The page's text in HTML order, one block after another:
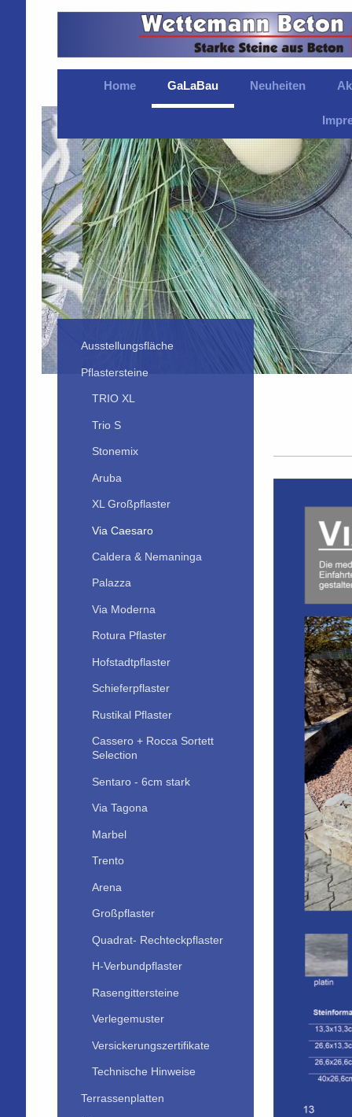
Home GaLaBau Neuheiten
Ausstellungsfläche
Pflastersteine
TRIO XL
Trio S
Stonemix
Aruba
XL Großpflaster
Via Caesaro
Caldera & Nemaninga
Palazza
Via Moderna
Rotura Pflaster
Hofstadtpflaster
Schieferpflaster
Rustikal Pflaster
Cassero + Rocca Sortett
Selection
Sentaro - 6cm stark
Via Tagona
Marbel
Trento
Arena
Großpflaster
Quadrat- Rechteckpflaster
H-Verbundpflaster
Rasengittersteine
Verlegemuster
Versickerungszertifikate
Technische Hinweise
Terrassenplatten